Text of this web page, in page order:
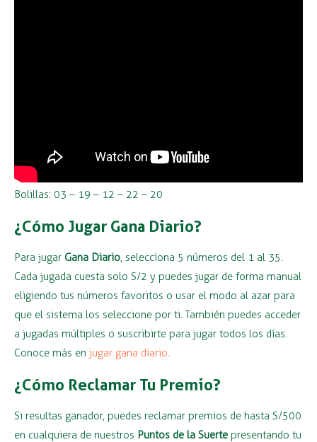
Bolillas: 03 – 19 – 12 – 22 – 20
¿Cómo Jugar Gana Diario?
Para jugar Gana Diario, selecciona 5 números del 1 al 35.
Cada jugada cuesta solo S/2 y puedes jugar de forma manual
eligiendo tus números favoritos o usar el modo al azar para
que el sistema los seleccione por ti. También puedes acceder
a jugadas múltiples o suscribirte para jugar todos los días.
Conoce más en jugar gana diario.
¿Cómo Reclamar Tu Premio?
Si resultas ganador, puedes reclamar premios de hasta S/500
en cualquiera de nuestros Puntos de la Suerte presentando tu